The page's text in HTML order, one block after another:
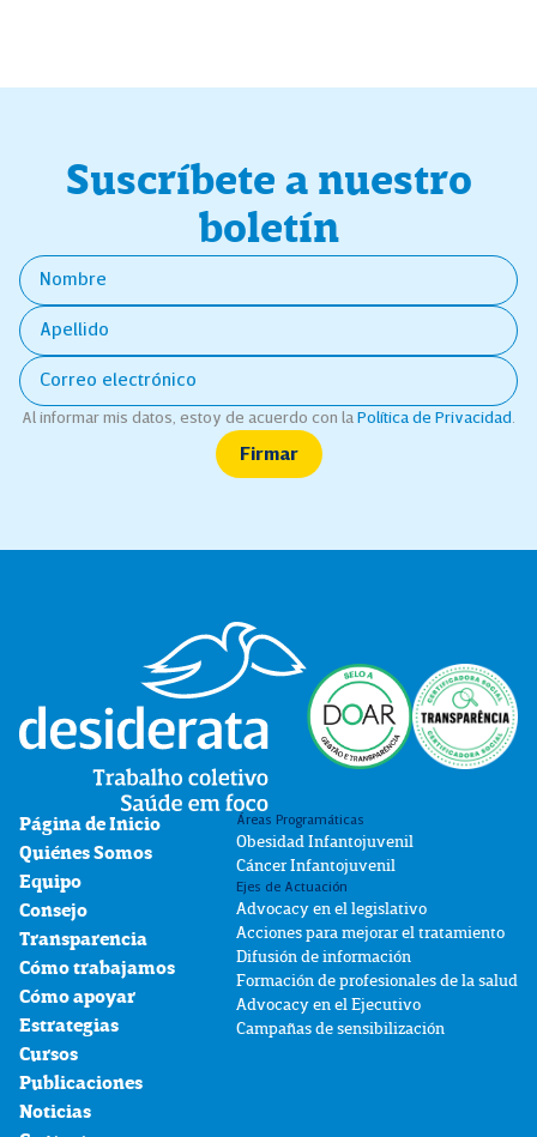
Suscríbete a nuestro
boletín
Al informar mis datos, estoy de acuerdo con la Política de Privacidad
Firmar
Página de Inicio
Quiénes Somos
Equipo
Consejo
Transparencia
Cómo trabajamos
Cómo apoyar
Estrategias
Cursos
Publicaciones
Noticias
Áreas Programáticas
Obesidad Infantojuvenil
Cáncer Infantojuvenil
Ejes de Actuación
Advocacy en el legislativo
Acciones para mejorar el tratamiento
Difusión de información
Formación de profesionales de la salud
Advocacy en el Ejecutivo
Campañas de sensibilización